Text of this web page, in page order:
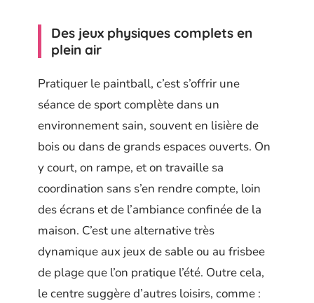
Des jeux physiques complets en
plein air
Pratiquer le paintball, c’est s’offrir une
séance de sport complète dans un
environnement sain, souvent en lisière de
bois ou dans de grands espaces ouverts. On
y court, on rampe, et on travaille sa
coordination sans s’en rendre compte, loin
des écrans et de l’ambiance confinée de la
maison. C’est une alternative très
dynamique aux jeux de sable ou au frisbee
de plage que l’on pratique l’été. Outre cela,
le centre suggère d’autres loisirs, comme :